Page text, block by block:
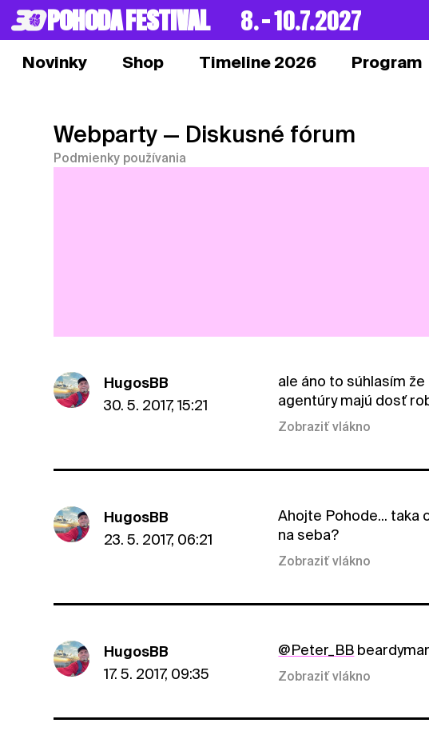
POHODA FESTIVAL 8. – 10.7.2027
Novinky Shop Timeline 2026 Program
Webparty — Diskusné fórum
Podmienky používania
HugosBB
30. 5. 2017, 15:21
ale áno to súhlasím
agentúry majú dosť
Zobraziť vlákno
HugosBB
23. 5. 2017, 06:21
Ahojte Pohode... taka
na seba?
Zobraziť vlákno
HugosBB
17. 5. 2017, 09:35
@Peter_BB
Zobraziť vlákno